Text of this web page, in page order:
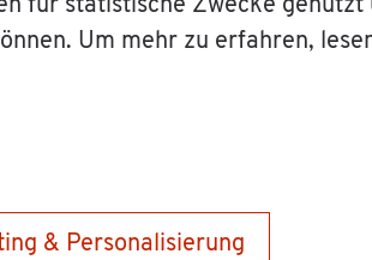
für statistische Zwecke genutzt
Um mehr zu erfahren,
& Personalisierung
An­la­ge